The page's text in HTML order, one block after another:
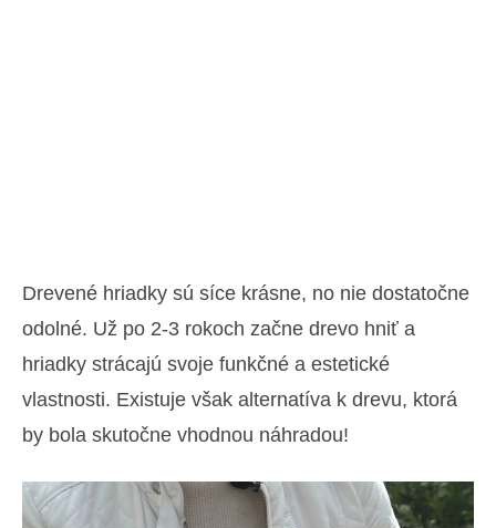
Drevené hriadky sú síce krásne, no nie dostatočne
odolné. Už po 2-3 rokoch začne drevo hniť a
hriadky strácajú svoje funkčné a estetické
vlastnosti. Existuje však alternatíva k drevu, ktorá
by bola skutočne vhodnou náhradou!